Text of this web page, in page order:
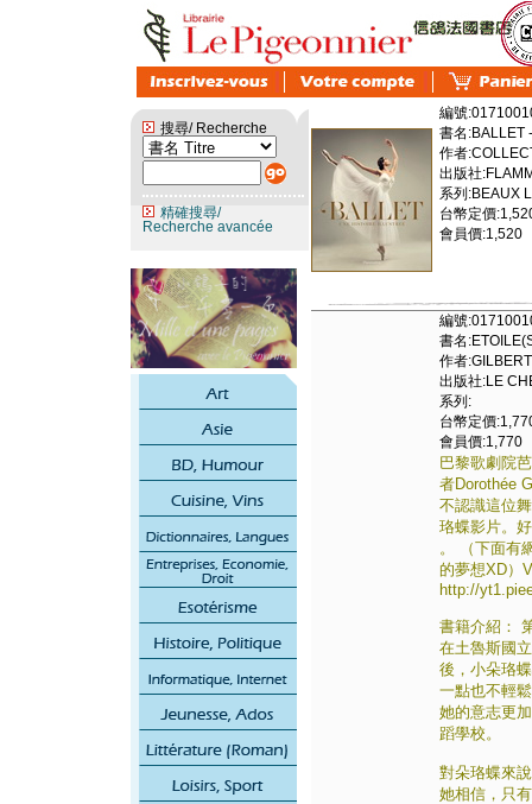
搜尋/ Recherche
精確搜尋/
Recherche avancée
編號
書名:BALLET
作者
出版社
系列:BEAUX
台幣定價
會員價:1,520
編號
書名
作者
出版社:LE
系列:
台幣定價
會員價:1,770
巴黎歌劇院
者Dorothée
不認識這位
珞蝶影片。
。 （下面有
的夢想XD）
http://
書籍介紹：
在土魯斯國
後，小朵珞
一點也不輕
她的意志更
蹈學校。
對朵珞蝶來
她相信，只